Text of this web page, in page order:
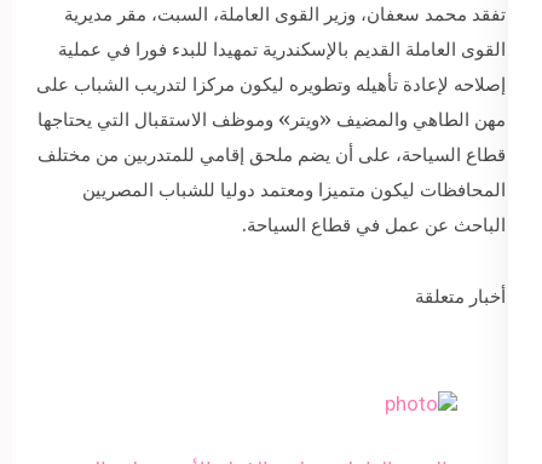
تفقد محمد سعفان، وزير القوى العاملة، السبت، مقر مديرية
القوى العاملة القديم بالإسكندرية تمهيدا للبدء فورا في عملية
إصلاحه لإعادة تأهيله وتطويره ليكون مركزا لتدريب الشباب على
مهن الطاهي والمضيف «ويتر» وموظف الاستقبال التي يحتاجها
قطاع السياحة، على أن يضم ملحق إقامي للمتدربين من مختلف
المحافظات ليكون متميزا ومعتمد دوليا للشباب المصريين
الباحث عن عمل في قطاع السياحة.
أخبار متعلقة